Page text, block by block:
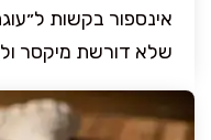
אינספור בקשות
שלא דורשת מיקסר